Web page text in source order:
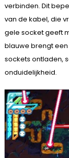
verbinden. Dit
van de kabel, die
gele socket geeft
blauwe brengt een
sockets ontladen,
onduidelijkheid.